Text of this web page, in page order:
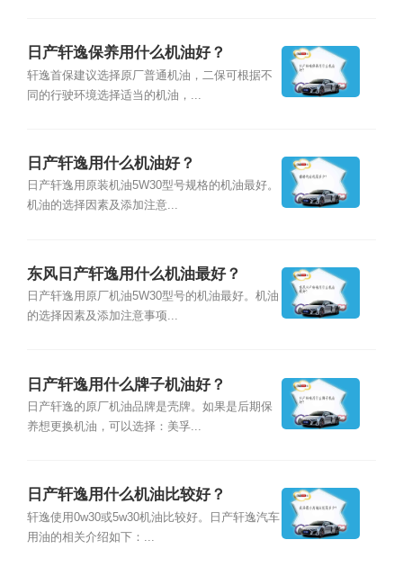
日产轩逸保养用什么机油好？
轩逸首保建议选择原厂普通机油，二保可根据不
同的行驶环境选择适当的机油，...
日产轩逸用什么机油好？
日产轩逸用原装机油5W30型号规格的机油最好。
机油的选择因素及添加注意...
东风日产轩逸用什么机油最好？
日产轩逸用原厂机油5W30型号的机油最好。机油
的选择因素及添加注意事项...
日产轩逸用什么牌子机油好？
日产轩逸的原厂机油品牌是壳牌。如果是后期保
养想更换机油，可以选择：美孚...
日产轩逸用什么机油比较好？
轩逸使用0w30或5w30机油比较好。日产轩逸汽车
用油的相关介绍如下：...